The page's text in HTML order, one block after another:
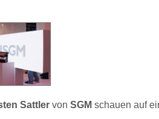
Sattler von SGM schauen auf